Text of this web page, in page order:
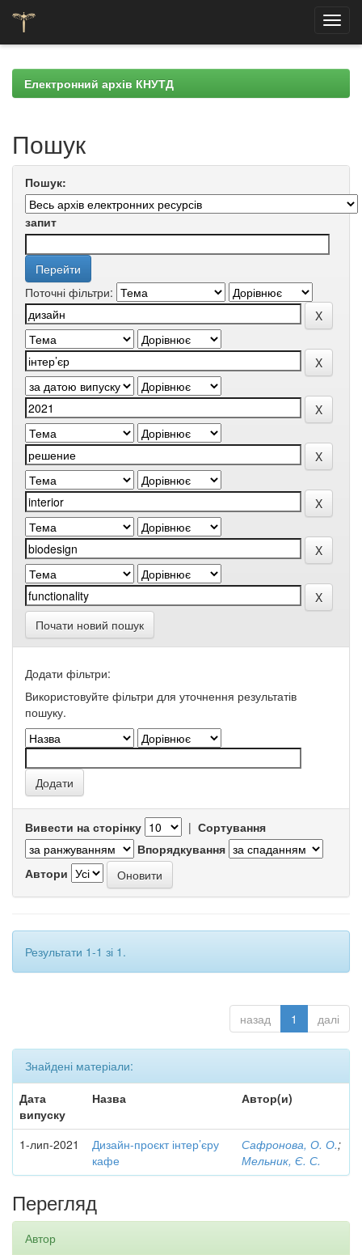
navigationЕлектронний архів КНУТД
Пошук
Пошук:
запит
Поточні фільтри:
Почати новий пошук
Додати фільтри:
Використовуйте фільтри для уточнення результатів
пошуку.
Вивести на сторінку | Сортування
Впорядкування
Автори
Результати 1-1 зі 1.
назад 1 далі
Знайдені матеріали:
Дата
випуску
Назва Автор(и)
1-лип-2021
Дизайн-проєкт інтер’єру
кафе
Сафронова, О. О.;
Мельник, Є. С.
Перегляд
Автор